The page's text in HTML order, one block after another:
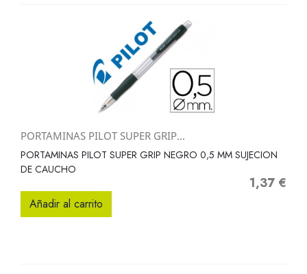
PORTAMINAS PILOT SUPER GRIP...
PORTAMINAS PILOT SUPER GRIP NEGRO 0,5 MM SUJECION
DE CAUCHO
Precio
1,37 €
Añadir al carrito